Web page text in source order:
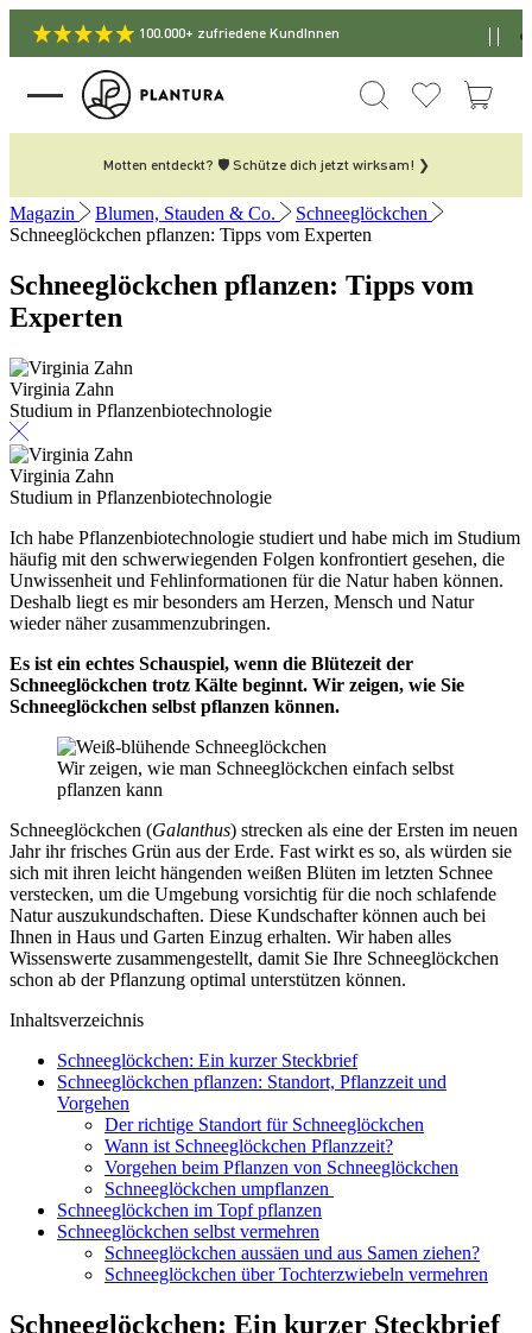
100.000+ zufriedene KundInnen
Motten entdeckt? 🛡️ Schütze dich jetzt wirksam! ❯
Magazin Blumen, Stauden & Co.
Schneeglöckchen
Schneeglöckchen pflanzen: Tipps vom Experten
Schneeglöckchen pflanzen: Tipps vom
Experten
Virginia Zahn
Studium in Pflanzenbiotechnologie
Virginia Zahn
Studium in Pflanzenbiotechnologie
Ich habe Pflanzenbiotechnologie studiert und habe mich im Studium
häufig mit den schwerwiegenden Folgen konfrontiert gesehen, die
Unwissenheit und Fehlinformationen für die Natur haben können.
Deshalb liegt es mir besonders am Herzen, Mensch und Natur
wieder näher zusammenzubringen.
Es ist ein echtes Schauspiel, wenn die Blütezeit der
Schneeglöckchen trotz Kälte beginnt. Wir zeigen, wie Sie
Schneeglöckchen selbst pflanzen können.
Wir zeigen, wie man Schneeglöckchen einfach selbst
pflanzen kann
Schneeglöckchen (Galanthus) strecken als eine der Ersten im neuen
Jahr ihr frisches Grün aus der Erde. Fast wirkt es so, als würden sie
sich mit ihren leicht hängenden weißen Blüten im letzten Schnee
verstecken, um die Umgebung vorsichtig für die noch schlafende
Natur auszukundschaften. Diese Kundschafter können auch bei
Ihnen in Haus und Garten Einzug erhalten. Wir haben alles
Wissenswerte zusammengestellt, damit Sie Ihre Schneeglöckchen
schon ab der Pflanzung optimal unterstützen können.
Inhaltsverzeichnis
Schneeglöckchen: Ein kurzer Steckbrief
Schneeglöckchen pflanzen: Standort, Pflanzzeit und
Vorgehen
Der richtige Standort für Schneeglöckchen
Wann ist Schneeglöckchen Pflanzzeit?
Vorgehen beim Pflanzen von Schneeglöckchen
Schneeglöckchen umpflanzen
Schneeglöckchen im Topf pflanzen
Schneeglöckchen selbst vermehren
Schneeglöckchen aussäen und aus Samen ziehen?
Schneeglöckchen über Tochterzwiebeln vermehren
Schneeglöckchen: Ein kurzer Steckbrief